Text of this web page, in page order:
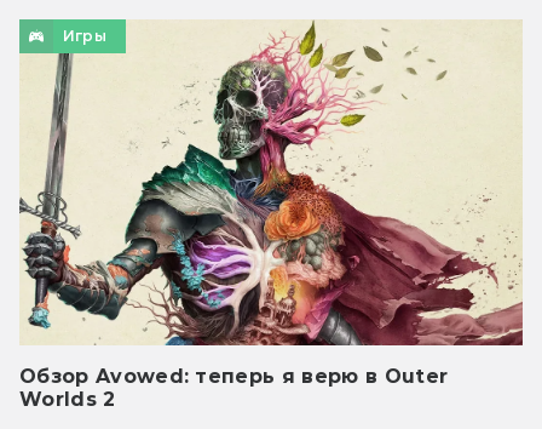
Игры
Обзор Avowed: теперь я верю в Outer
Worlds 2